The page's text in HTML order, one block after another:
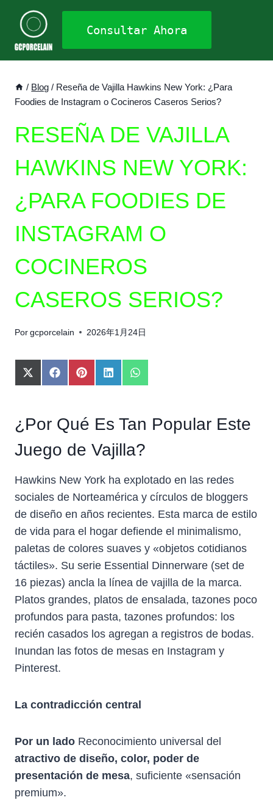
contenido
Consultar Ahora
/ Blog / Reseña de Vajilla Hawkins New York: ¿Para
Foodies de Instagram o Cocineros Caseros Serios?
RESEÑA DE VAJILLA
HAWKINS NEW YORK:
¿PARA FOODIES DE
INSTAGRAM O
COCINEROS
CASEROS SERIOS?
Porgcporcelain 2026年1月24日
C
O
A
T
I
E
N
X
(
T
W
I
T
E
R
C
O
A
T
I
E
N
F
A
C
E
B
O
K
C
O
A
T
I
E
N
P
I
N
T
E
R
S
T
C
O
A
T
I
E
N
L
I
N
K
E
D
N
C
O
A
T
I
E
N
W
H
A
T
S
A
P
¿Por Qué Es Tan Popular Este
Juego de Vajilla?
Hawkins New York ha explotado en las redes
sociales de Norteamérica y círculos de bloggers
de diseño en años recientes. Esta marca de estilo
de vida para el hogar defiende el minimalismo,
paletas de colores suaves y «objetos cotidianos
táctiles». Su serie Essential Dinnerware (set de
16 piezas) ancla la línea de vajilla de la marca.
Platos grandes, platos de ensalada, tazones poco
profundos para pasta, tazones profundos: los
recién casados los agregan a registros de bodas.
Inundan las fotos de mesas en Instagram y
Pinterest.
La contradicción central
Por un lado Reconocimiento universal del
atractivo de diseño, color, poder de
presentación de mesa, suficiente «sensación
premium».